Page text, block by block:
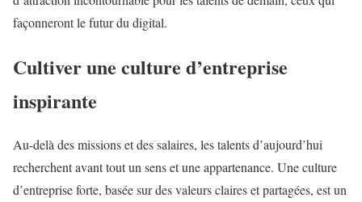
façonneront le futur du digital.
Cultiver une culture d’entreprise
inspirante
Au-delà des missions et des salaires, les talents d’aujourd’hui
recherchent avant tout un sens et une appartenance. Une culture
d’entreprise forte, basée sur des valeurs claires et partagées, est un